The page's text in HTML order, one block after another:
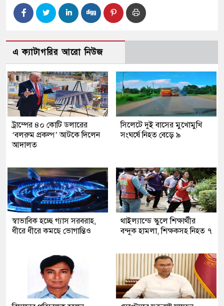
এ ক্যাটাগরির আরো নিউজ
ট্রাম্পের ৪০ কোটি ডলারের
‘বলরুম প্রকল্প’ আটকে দিলেন
আদালত
সিলেটে দুই বাসের মুখোমুখি
সংঘর্ষে নিহত বেড়ে ৯
স্বাভাবিক হচ্ছে গ্যাস সরবরাহ,
ধীরে ধীরে কমছে ভোগান্তিও
থাইল্যান্ডে স্কুলে শিক্ষার্থীর
বন্দুক হামলা, শিক্ষকসহ নিহত ৭